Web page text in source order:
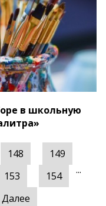
в школьную
148
149
153 154 ...
Далее